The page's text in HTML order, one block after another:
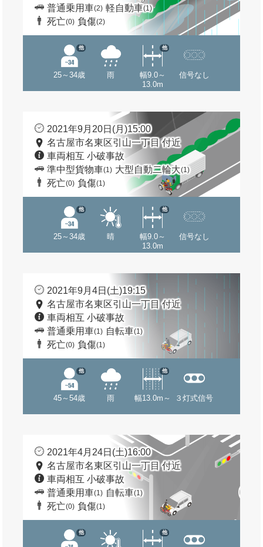
普通乗用車(2) 軽自動車(1)
死亡(0) 負傷(2)
25～34歳
他
雨
幅9.0～
13.0m
他
信号なし
2021年9月20日(月)15:00
名古屋市名東区引山一丁目 付近
車両相互 小破事故
準中型貨物車(1) 大型自動二輪大(1)
死亡(0) 負傷(1)
25～34歳
他
晴
幅9.0～
13.0m
他
信号なし
2021年9月4日(土)19:15
名古屋市名東区引山一丁目 付近
車両相互 小破事故
普通乗用車(1) 自転車(1)
死亡(0) 負傷(1)
45～54歳
他
雨 幅13.0m～
他
３灯式信号
2021年4月24日(土)16:00
名古屋市名東区引山一丁目 付近
車両相互 小破事故
普通乗用車(1) 自転車(1)
死亡(0) 負傷(1)
他 他